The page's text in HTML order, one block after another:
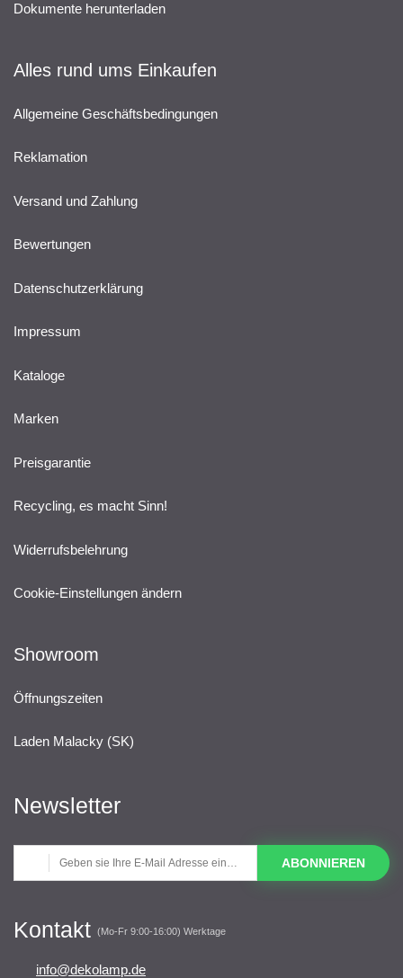
Dokumente herunterladen
Alles rund ums Einkaufen
Allgemeine Geschäftsbedingungen
Reklamation
Versand und Zahlung
Bewertungen
Datenschutzerklärung
Impressum
Kataloge
Marken
Preisgarantie
Recycling, es macht Sinn!
Widerrufsbelehrung
Cookie-Einstellungen ändern
Showroom
Öffnungszeiten
Laden Malacky (SK)
Newsletter
ABONNIEREN
Kontakt (Mo-Fr 9:00-16:00) Werktage
info@dekolamp.de